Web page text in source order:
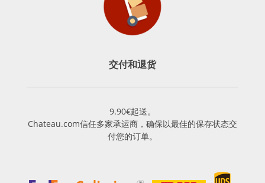
交付和退货
9.90€起送。
Chateau.com信任多家承运商，确保以最佳的保存状态交
付您的订单。